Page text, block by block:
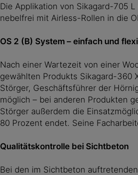
Die Applikation von Sikagard-705
nebelfrei mit Airless-Rollen in die
OS 2 (B) System – einfach und
Nach einer Wartezeit von einer
gewählten Produkts Sikagard-360
Störger, Geschäftsführer der
möglich – bei anderen Produkten
Störger außerdem die
80 Prozent endet. Seine
Qualitätskontrolle bei Sichtbeton
Bei den im Sichtbeton